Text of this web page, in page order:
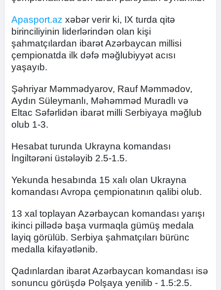
Apasport.az xəbər verir ki, IX turda qitə
birinciliyinin liderlərindən olan kişi
şahmatçılardan ibarət Azərbaycan millisi
çempionatda ilk dəfə məğlubiyyət acısı
yaşayıb.
Şəhriyar Məmmədyarov, Rauf Məmmədov,
Aydın Süleymanlı, Məhəmməd Muradlı və
Eltac Səfərlidən ibarət milli Serbiyaya məğlub
olub 1-3.
Hesabat turunda Ukrayna komandası
İngiltərəni üstələyib 2.5-1.5.
Yekunda hesabında 15 xalı olan Ukrayna
komandası Avropa çempionatının qalibi olub.
13 xal toplayan Azərbaycan komandası yarışı
ikinci pillədə başa vurmaqla gümüş medala
layiq görülüb. Serbiya şahmatçıları bürünc
medalla kifayətlənib.
Qadınlardan ibarət Azərbaycan komandası isə
sonuncu görüşdə Polşaya yenilib - 1.5:2.5.